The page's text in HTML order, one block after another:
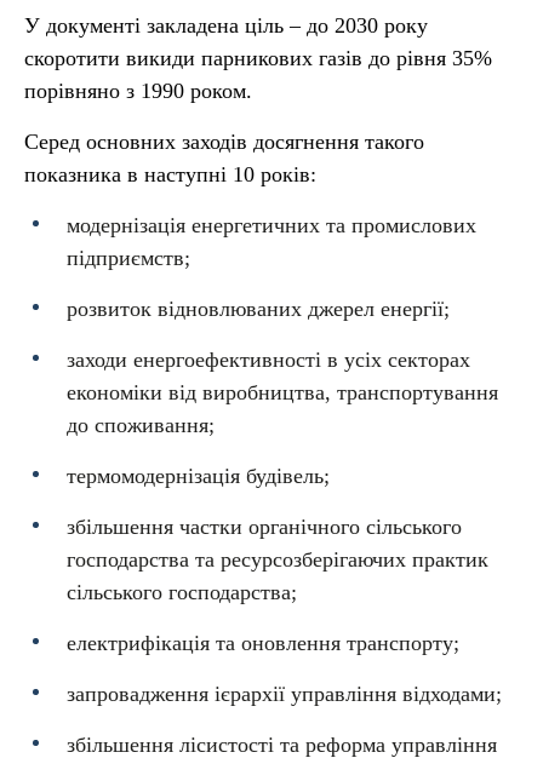
У документі закладена ціль – до 2030 року
скоротити викиди парникових газів до рівня 35%
порівняно з 1990 роком.
Серед основних заходів досягнення такого
показника в наступні 10 років:
модернізація енергетичних та промислових
підприємств;
розвиток відновлюваних джерел енергії;
заходи енергоефективності в усіх секторах
економіки від виробництва, транспортування
до споживання;
термомодернізація будівель;
збільшення частки органічного сільського
господарства та ресурсозберігаючих практик
сільського господарства;
електрифікація та оновлення транспорту;
запровадження ієрархії управління відходами;
збільшення лісистості та реформа управління